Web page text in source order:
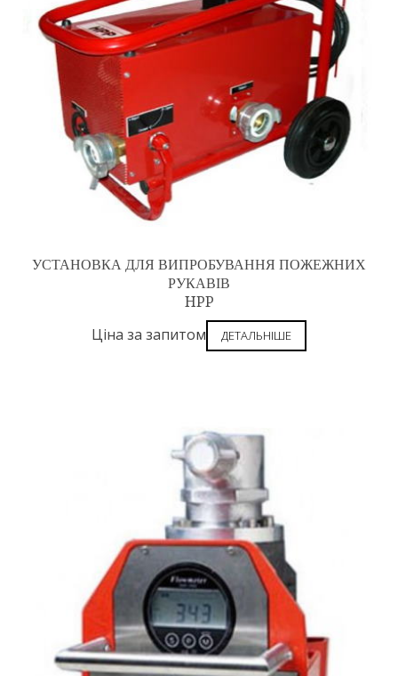
УСТАНОВКА ДЛЯ ВИПРОБУВАННЯ ПОЖЕЖНИХ
РУКАВІВ
HPP
Ціна за запитом ДЕТАЛЬНІШЕ